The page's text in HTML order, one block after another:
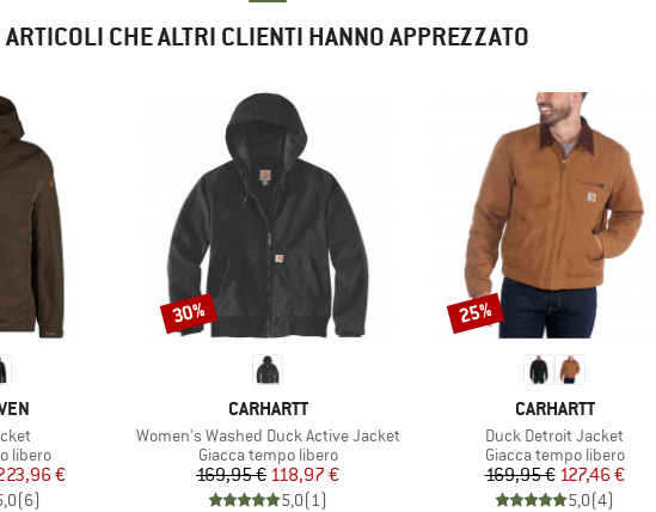
ARTICOLI CHE ALTRI CLIENTI HANNO APPREZZATO
libero
ridotto
€
(6)
MARCHIO
CARHARTT
Articolo
Women's Washed Duck Active Jacket
Gruppo di prodotti
Giacca tempo libero
Prezzo
169,95 €Prezzo ridotto
118,97 €
5,0(1)
Sconto
30%
MARCHIO
CARHARTT
Articolo
Duck Detroit Jacket
Gruppo di prodotti
Giacca tempo libero
Prezzo
169,95 €Prezzo ridotto
127,46 €
5,0(4)
Sconto
25%